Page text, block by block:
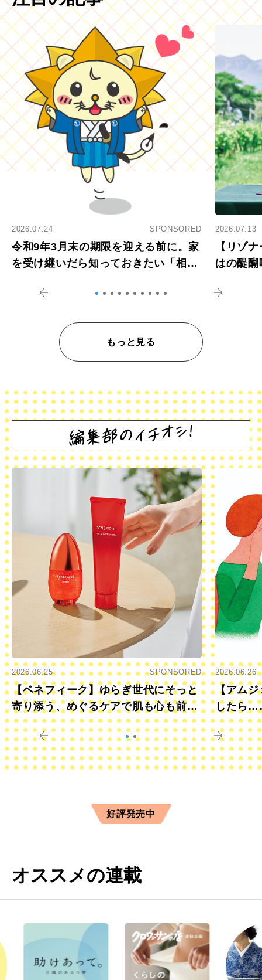
2026.07.24 SPONSORED
令和9年3月末の期限を迎える前に。家
を受け継いだら知っておきたい「相続
2026.07.13
【リゾ
はの醍
もっと見る
2026.06.25 SPONSORED
【ベネフィーク】ゆらぎ世代にそっと
寄り添う、めぐるケアで肌も心も前向
きに
2026.06.26
【アムジ
したら
すか？
好評発売中
オススメの連載